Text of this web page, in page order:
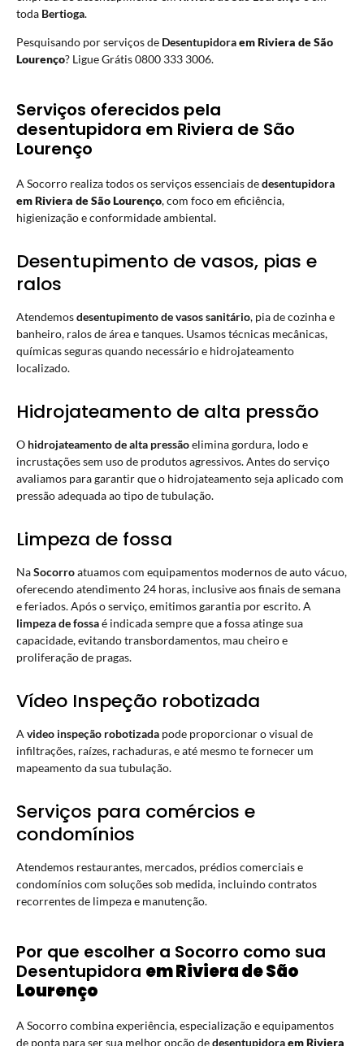
toda Bertioga.
Pesquisando por serviços de Desentupidoraem Riviera de São
Lourenço? Ligue Grátis 0800 333 3006.
Serviços oferecidos pela
desentupidora em Riviera de São
Lourenço
A Socorro realiza todos os serviços essenciais dedesentupidora
em Riviera de São Lourenço, com foco em eficiência,
higienização e conformidade ambiental.
Desentupimento de vasos, pias e
ralos
Atendemosdesentupimento de vasos sanitário, pia de cozinha e
banheiro, ralos de área e tanques. Usamos técnicas mecânicas,
químicas seguras quando necessário e hidrojateamento
localizado.
Hidrojateamento de alta pressão
O hidrojateamento de alta pressãoelimina gordura, lodo e
incrustações sem uso de produtos agressivos. Antes do serviço
avaliamos para garantir que o hidrojateamento seja aplicado com
pressão adequada ao tipo de tubulação.
Limpeza de fossa
NaSocorroatuamos com equipamentos modernos de auto vácuo,
oferecendo atendimento 24 horas, inclusive aos finais de semana
e feriados. Após o serviço, emitimos garantia por escrito. A
limpeza de fossaé indicada sempre que a fossa atinge sua
capacidade, evitando transbordamentos, mau cheiro e
proliferação de pragas.
Vídeo Inspeção robotizada
A video inspeção robotizada pode proporcionar o visual de
infiltrações, raízes, rachaduras, e até mesmo te fornecer um
mapeamento da sua tubulação.
Serviços para comércios e
condomínios
Atendemos restaurantes, mercados, prédios comerciais e
condomínios com soluções sob medida, incluindo contratos
recorrentes de limpeza e manutenção.
Por que escolher a Socorro como sua
Desentupidora em Riviera de São
Lourenço
A Socorro combina experiência, especialização e equipamentos
de ponta para ser sua melhor opção dedesentupidoraem Riviera